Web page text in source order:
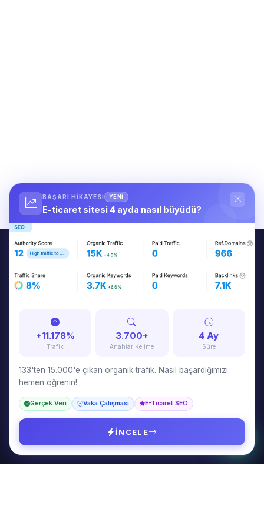
Tuna Özkurt
web tasarım konularında danışmanlık veriyorum.
HIZMETLER
SEO & GEO Danışmanlığı
İçerik Pazarlama
Web Tasarım
BAŞARI HIKAYESI YENİ
E-ticaret sitesi 4 ayda nasıl büyüdü?
+11.178%
Trafik
3.700+
Anahtar Kelime
4 Ay
Süre
133'ten 15.000'e çıkan organik trafik. Nasıl başardığımızı
hemen öğrenin!
Gerçek Veri Vaka Çalışması E-Ticaret SEO
İNCELE